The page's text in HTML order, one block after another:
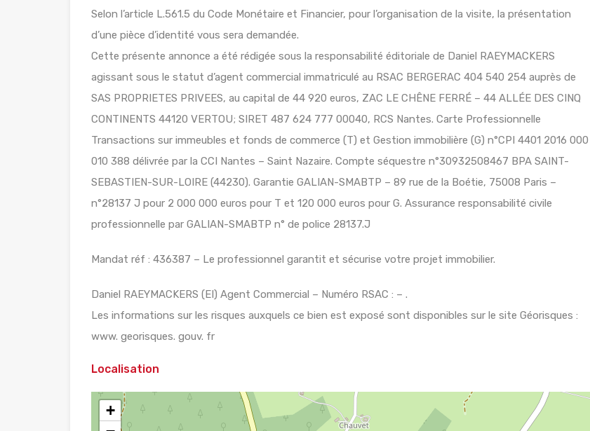
Selon l’article L.561.5 du Code Monétaire et Financier, pour l’organisation de la visite, la présentation
d’une pièce d’identité vous sera demandée.
Cette présente annonce a été rédigée sous la responsabilité éditoriale de Daniel RAEYMACKERS
agissant sous le statut d’agent commercial immatriculé au RSAC BERGERAC 404 540 254 auprès de
SAS PROPRIETES PRIVEES, au capital de 44 920 euros, ZAC LE CHÊNE FERRÉ – 44 ALLÉE DES CINQ
CONTINENTS 44120 VERTOU; SIRET 487 624 777 00040, RCS Nantes. Carte Professionnelle
Transactions sur immeubles et fonds de commerce (T) et Gestion immobilière (G) n°CPI 4401 2016 000
010 388 délivrée par la CCI Nantes – Saint Nazaire. Compte séquestre n°30932508467 BPA SAINT-
SEBASTIEN-SUR-LOIRE (44230). Garantie GALIAN-SMABTP – 89 rue de la Boétie, 75008 Paris –
n°28137 J pour 2 000 000 euros pour T et 120 000 euros pour G. Assurance responsabilité civile
professionnelle par GALIAN-SMABTP n° de police 28137.J
Mandat réf : 436387 – Le professionnel garantit et sécurise votre projet immobilier.
Daniel RAEYMACKERS (EI) Agent Commercial – Numéro RSAC : – .
Les informations sur les risques auxquels ce bien est exposé sont disponibles sur le site Géorisques :
www. georisques. gouv. fr
Localisation
+